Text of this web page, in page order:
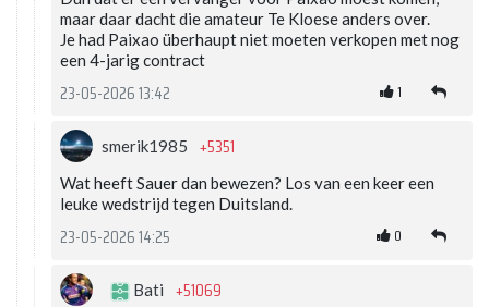
maar daar dacht die amateur Te Kloese anders over.
Je had Paixao überhaupt niet moeten verkopen met nog
een 4-jarig contract
23-05-2026 13:42 1
smerik1985 +5351
Wat heeft Sauer dan bewezen? Los van een keer een
leuke wedstrijd tegen Duitsland.
23-05-2026 14:25 0
Bati +51069